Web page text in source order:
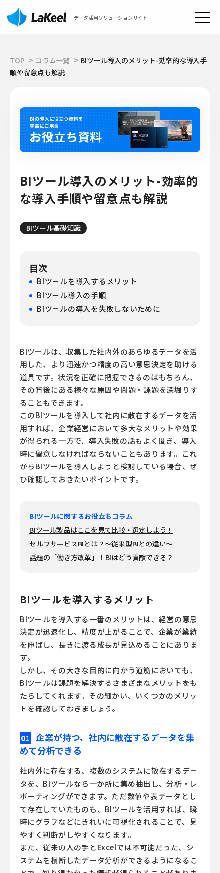
データ活用ソリューションサイト
TOP コラム一覧
BIツール導入のメリット-効率的な導入手
順や留意点も解説
BIツール導入のメリット-効率的
な導入手順や留意点も解説
BIツール基礎知識
目次
BIツールを導入するメリット
BIツール導入の手順
BIツールの導入を失敗しないために
BIツールは、収集した社内外のあらゆるデータを活
用した、より迅速かつ精度の高い意思決定を助ける
道具です。状況を正確に把握できるのはもちろん、
その背後にある様々な原因や問題・課題を深堀りす
ることもできます。
このBIツールを導入して社内に散在するデータを活
用すれば、企業経営において多大なメリットや効果
が得られる一方で、導入失敗の話もよく聞き、導入
時に留意しなければならないこともあります。これ
からBIツールを導入しようと検討している場合、ぜ
ひ確認しておきたいポイントです。
BIツールに関するお役立ちコラム
BIツール製品はここを見て比較・選定しよう！
セルフサービスBIとは？～従来型BIとの違い～
話題の「働き方改革」！BIはどう貢献できる？
BIツールを導入するメリット
BIツールを導入する一番のメリットは、経営の意思
決定が迅速化し、精度が上がることで、企業が業績
を伸ばし、長きに渡る成長が見込めることにありま
す。
しかし、その大きな目的に向かう道筋においても、
BIツールは課題を解決するさまざまなメリットをも
たらしてくれます。その細かい、いくつかのメリッ
トを確認しておきましょう。
01 企業が持つ、社内に散在するデータを集
めて分析できる
社内外に存在する、複数のシステムに散在するデー
タを、 BIツールなら一か所に集め抽出し、分析・レ
ポーティングができます。ただ数値や表データとし
て存在していたものも、 BIツールを活用すれば、瞬
時にグラフなどにきれいに可視化されることで、見
やすく判断がしやすくなります。
また、従来の人の手とExcelでは不可能だった、シ
ステムを横断したデータ分析ができるようになるこ